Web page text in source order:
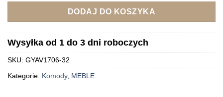
DODAJ DO KOSZYKA
Wysyłka od 1 do 3 dni roboczych
SKU: GYAV1706-32
Kategorie: Komody, MEBLE